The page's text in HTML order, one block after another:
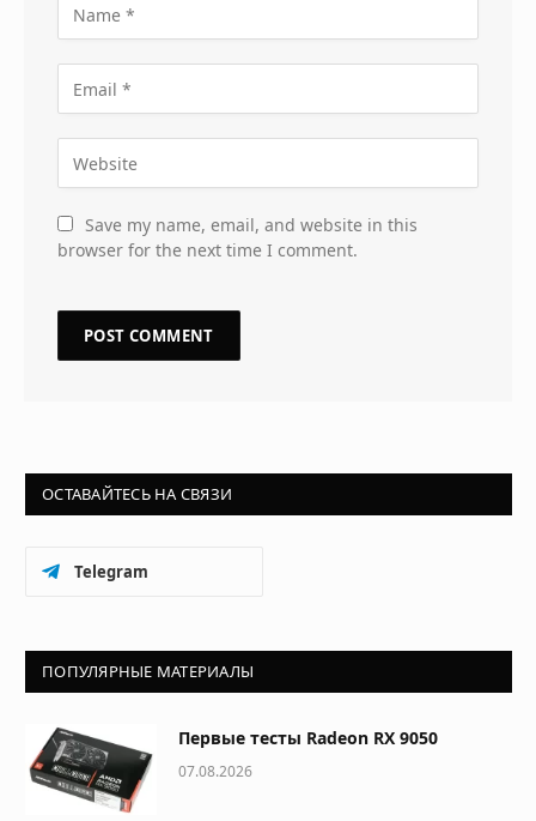
Save my name, email, and website in this
browser for the next time I comment.
ОСТАВАЙТЕСЬ НА СВЯЗИ
Telegram
ПОПУЛЯРНЫЕ МАТЕРИАЛЫ
Первые тесты Radeon RX 9050
07.08.2026